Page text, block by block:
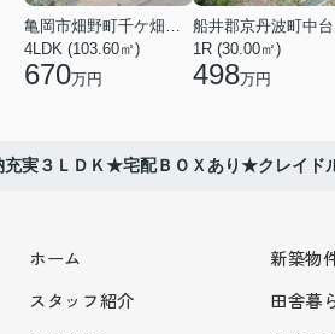
4LDK (103.60㎡)
670万円
1R (30.00㎡)
498万円
実３ＬＤＫ★宅配ＢＯＸあり★クレイド
ホーム
スタッフ紹介
新築物
田舎暮